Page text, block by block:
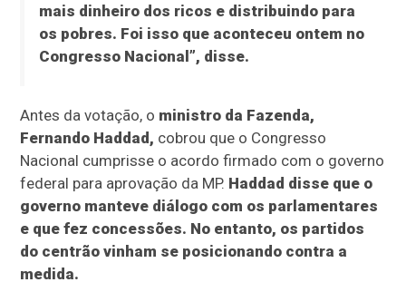
mais dinheiro dos ricos e distribuindo para
os pobres. Foi isso que aconteceu ontem no
Congresso Nacional”, disse.
Antes da votação, o ministro da Fazenda,
Fernando Haddad, cobrou que o Congresso
Nacional cumprisse o acordo firmado com o governo
federal para aprovação da MP. Haddad disse que o
governo manteve diálogo com os parlamentares
e que fez concessões. No entanto, os partidos
do centrão vinham se posicionando contra a
medida.